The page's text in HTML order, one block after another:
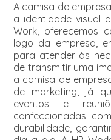
A camisa de
a identidade visual
Work, oferecemos
logo da empresa,
para atender às
de transmitir uma
a camisa de
de marketing, já
eventos e
confeccionadas
durabilidade,